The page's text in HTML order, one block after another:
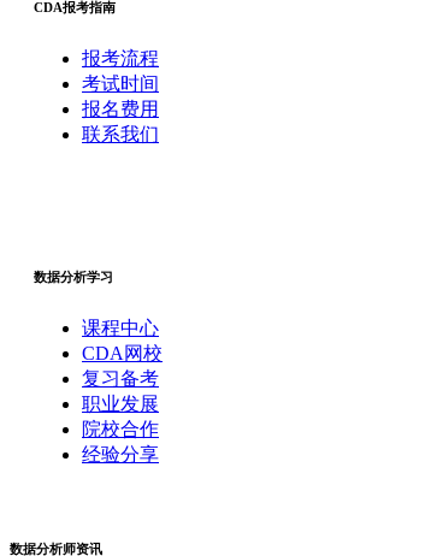
CDA报考指南
报考流程
考试时间
报名费用
联系我们
数据分析学习
课程中心
CDA网校
复习备考
职业发展
院校合作
经验分享
数据分析师资讯